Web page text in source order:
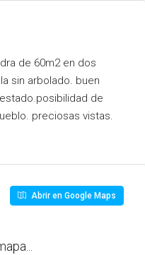
de 60m2 en dos
sin arbolado. buen
de
preciosas vistas.
Abrir en Google Maps